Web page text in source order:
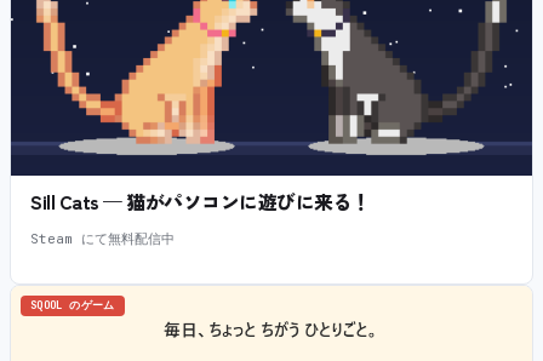
Sill Cats — 猫がパソコンに遊びに来る！
Steam にて無料配信中
SQOOL のゲーム